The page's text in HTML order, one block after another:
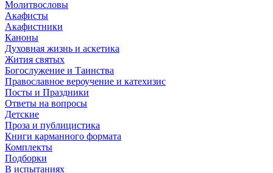
Молитвословы
Акафисты
Акафистники
Каноны
Духовная жизнь и аскетика
Жития святых
Богослужение и Таинства
Православное вероучение и катехизис
Посты и Праздники
Ответы на вопросы
Детские
Проза и публицистика
Книги карманного формата
Комплекты
Подборки
В испытаниях